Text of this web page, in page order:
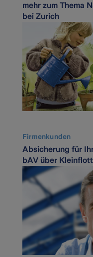
mehr zum Thema
bei Zurich
Firmenkunden
Absicherung für
bAV über